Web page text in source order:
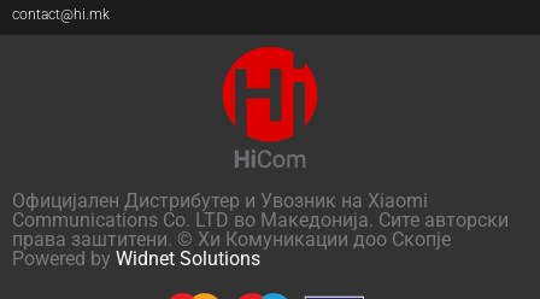
contact@hi.mk
Официјален Дистрибутер и Увозник на Xiaomi
Communications Co. LTD во Македонија. Сите авторски
права заштитени. © Хи Комуникации доо Скопје
Powered by Widnet Solutions